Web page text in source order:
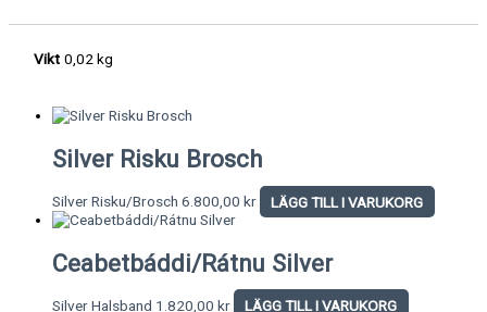
Vikt 0,02 kg
Silver Risku Brosch
Silver Risku/Brosch 6.800,00 kr LÄGG TILL I VARUKORG
Ceabetbáddi/Rátnu Silver
Silver Halsband 1.820,00 kr LÄGG TILL I VARUKORG